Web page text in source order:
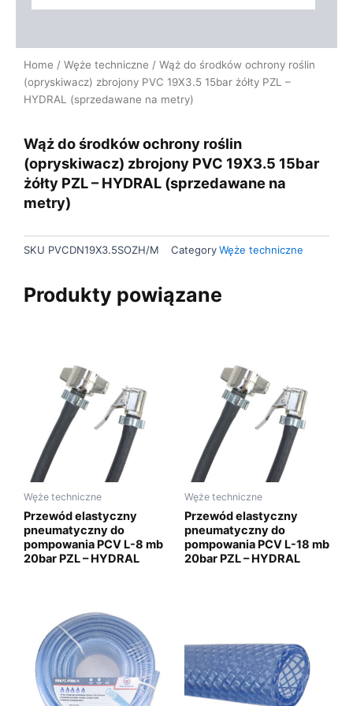
Home / Węże techniczne / Wąż do środków ochrony roślin
(opryskiwacz) zbrojony PVC 19X3.5 15bar żółty PZL –
HYDRAL (sprzedawane na metry)
Wąż do środków ochrony roślin
(opryskiwacz) zbrojony PVC 19X3.5 15bar
żółty PZL – HYDRAL (sprzedawane na
metry)
SKU PVCDN19X3.5SOZH/M CategoryWęże techniczne
Produkty powiązane
Węże techniczne
Przewód elastyczny
pneumatyczny do
pompowania PCV L-8 mb
20bar PZL – HYDRAL
Węże techniczne
Przewód elastyczny
pneumatyczny do
pompowania PCV L-18 mb
20bar PZL – HYDRAL